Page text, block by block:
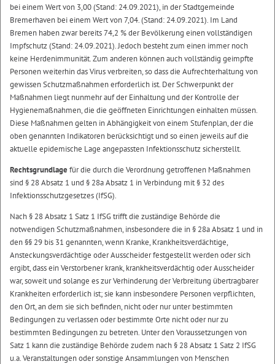
bei einem Wert von 3,00 (Stand: 24.09.2021), in der Stadtgemeinde
Bremerhaven bei einem Wert von 7,04. (Stand: 24.09.2021). Im Land
Bremen haben zwar bereits 74,2 % der Bevölkerung einen vollständigen
Impfschutz (Stand: 24.09.2021). Jedoch besteht zum einen immer noch
keine Herdenimmunität. Zum anderen können auch vollständig geimpfte
Personen weiterhin das Virus verbreiten, so dass die Aufrechterhaltung von
gewissen Schutzmaßnahmen erforderlich ist. Der Schwerpunkt der
Maßnahmen liegt nunmehr auf der Einhaltung und der Kontrolle der
Hygienemaßnahmen, die die geöffneten Einrichtungen einhalten müssen.
Diese Maßnahmen gelten in Abhängigkeit von einem Stufenplan, der die
oben genannten Indikatoren berücksichtigt und so einen jeweils auf die
aktuelle epidemische Lage angepassten Infektionsschutz sicherstellt.
Rechtsgrundlagefür die durch die Verordnung getroffenen Maßnahmen
sind § 28 Absatz 1 und § 28a Absatz 1 in Verbindung mit § 32 des
Infektionsschutzgesetzes (IfSG).
Nach § 28 Absatz 1 Satz 1 IfSG trifft die zuständige Behörde die
notwendigen Schutzmaßnahmen, insbesondere die in § 28a Absatz 1 und in
den §§ 29 bis 31 genannten, wenn Kranke, Krankheitsverdächtige,
Ansteckungsverdächtige oder Ausscheider festgestellt werden oder sich
ergibt, dass ein Verstorbener krank, krankheitsverdächtig oder Ausscheider
war, soweit und solange es zur Verhinderung der Verbreitung übertragbarer
Krankheiten erforderlich ist; sie kann insbesondere Personen verpflichten,
den Ort, an dem sie sich befinden, nicht oder nur unter bestimmten
Bedingungen zu verlassen oder bestimmte Orte nicht oder nur zu
bestimmten Bedingungen zu betreten. Unter den Voraussetzungen von
Satz 1 kann die zuständige Behörde zudem nach § 28 Absatz 1 Satz 2 IfSG
u.a. Veranstaltungen oder sonstige Ansammlungen von Menschen